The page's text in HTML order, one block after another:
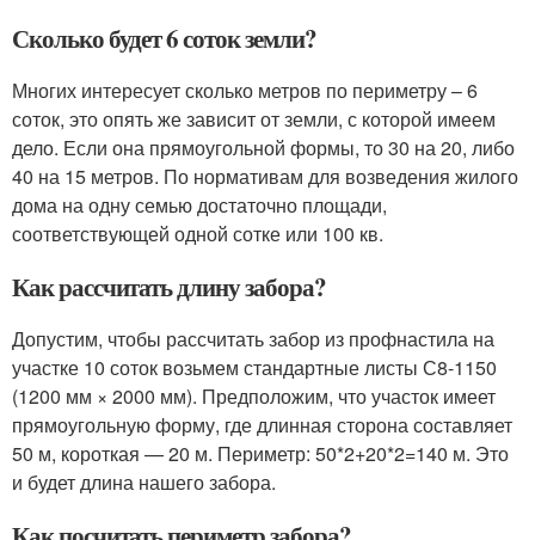
Сколько будет 6 соток земли?
Многих интересует сколько метров по периметру – 6
соток, это опять же зависит от земли, с которой имеем
дело. Если она прямоугольной формы, то 30 на 20, либо
40 на 15 метров. По нормативам для возведения жилого
дома на одну семью достаточно площади,
соответствующей одной сотке или 100 кв.
Как рассчитать длину забора?
Допустим, чтобы рассчитать забор из профнастила на
участке 10 соток возьмем стандартные листы С8-1150
(1200 мм × 2000 мм). Предположим, что участок имеет
прямоугольную форму, где длинная сторона составляет
50 м, короткая — 20 м. Периметр: 50*2+20*2=140 м. Это
и будет длина нашего забора.